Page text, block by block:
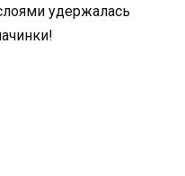
удержалась